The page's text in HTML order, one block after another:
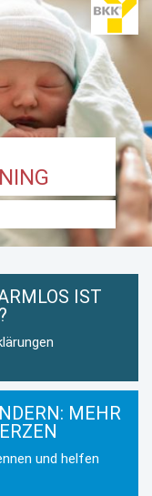
IST
MEHR
und helfen